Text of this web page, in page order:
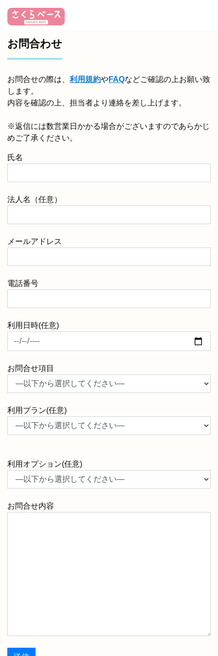
お問合わせ
お問合せの際は、 利用規約やFAQなどご確認の上お願い致
します。
内容を確認の上、担当者より連絡を差し上げます。
※返信には数営業日かかる場合がございますのであらかじ
めご了承ください。
氏名
法人名（任意）
メールアドレス
電話番号
利用日時(任意)
お問合せ項目
利用プラン(任意)
利用オプション(任意)
お問合せ内容